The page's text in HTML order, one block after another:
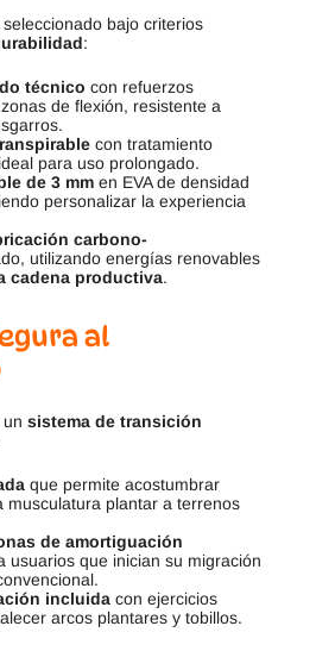
bajo criterios
:
técnico con refuerzos
de flexión, resistente a
con tratamiento
para uso prolongado.
de 3 mm en EVA de densidad
personalizar la experiencia
carbono-
utilizando energías renovables
cadena productiva.
al
sistema de transición
que permite acostumbrar
musculatura plantar a terrenos
de amortiguación
usuarios que inician su migración
incluida con ejercicios
arcos plantares y tobillos.